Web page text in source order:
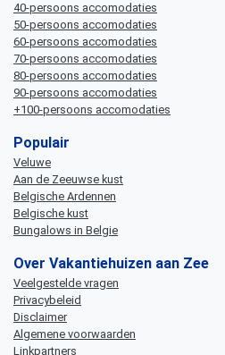
40-persoons accomodaties
50-persoons accomodaties
60-persoons accomodaties
70-persoons accomodaties
80-persoons accomodaties
90-persoons accomodaties
+100-persoons accomodaties
Populair
Veluwe
Aan de Zeeuwse kust
Belgische Ardennen
Belgische kust
Bungalows in Belgie
Over Vakantiehuizen aan Zee
Veelgestelde vragen
Privacybeleid
Disclaimer
Algemene voorwaarden
Linkpartners